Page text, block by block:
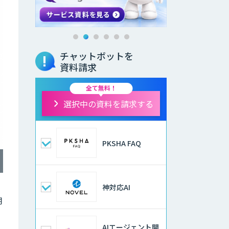
チャットボットを
資料請求
全て無料！
選択中の資料を請求する
PKSHA FAQ
神対応AI
AIエージェント開